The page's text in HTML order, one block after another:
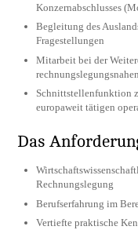
Konzernabschlusses
Begleitung des
Fragestellungen
Mitarbeit bei der
Schnittstellenfunktion
europaweit tätigen
Das
Rechnungslegung
Berufserfahrung im
Vertiefte praktische